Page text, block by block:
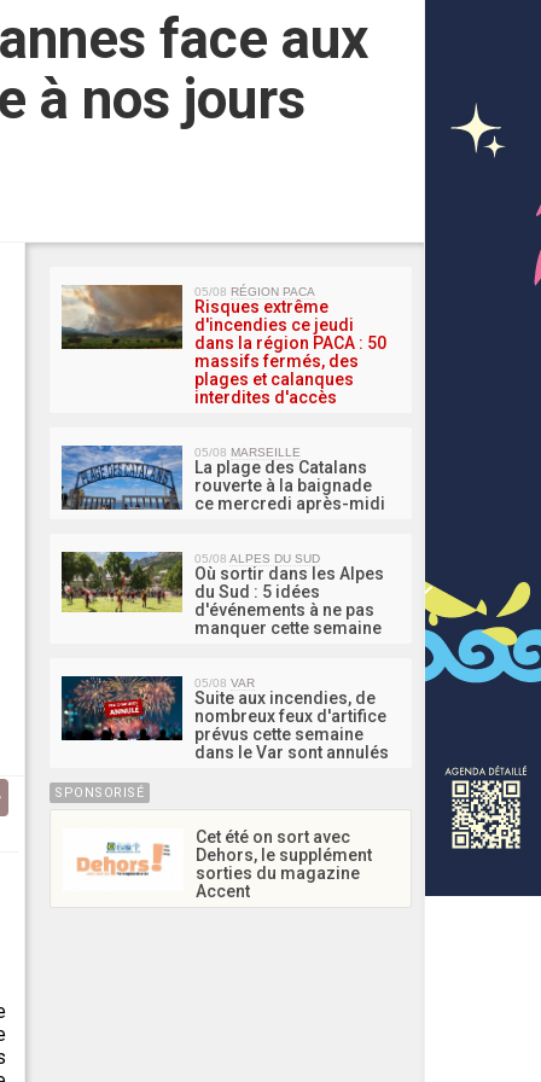
face aux
à nos jours
05/08 RÉGION PACA
Risques extrême
d'incendies ce jeudi
dans la région PACA : 50
massifs fermés, des
plages et calanques
interdites d'accès
05/08 MARSEILLE
La plage des Catalans
rouverte à la baignade
ce mercredi après-midi
05/08 ALPES DU SUD
Où sortir dans les Alpes
du Sud : 5 idées
d'événements à ne pas
manquer cette semaine
05/08 VAR
Suite aux incendies, de
nombreux feux d'artifice
prévus cette semaine
dans le Var sont annulés
SPONSORISÉ
Cet été on sort avec
Dehors, le supplément
sorties du magazine
Accent